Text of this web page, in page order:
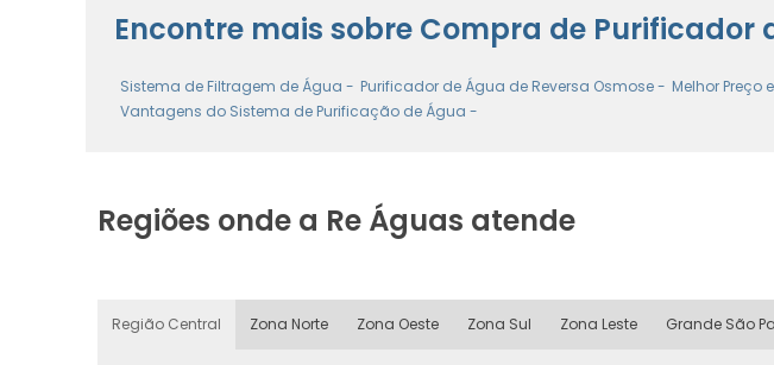
Encontre mais sobre Compra de Purificador
Sistema de Filtragem de Água - Purificador de Água de Reversa Osmose - Melhor Preço
Vantagens do Sistema de Purificação de Água -
Regiões onde a Re Águas atende
Região Central Zona Norte Zona Oeste Zona Sul Zona Leste Grande São